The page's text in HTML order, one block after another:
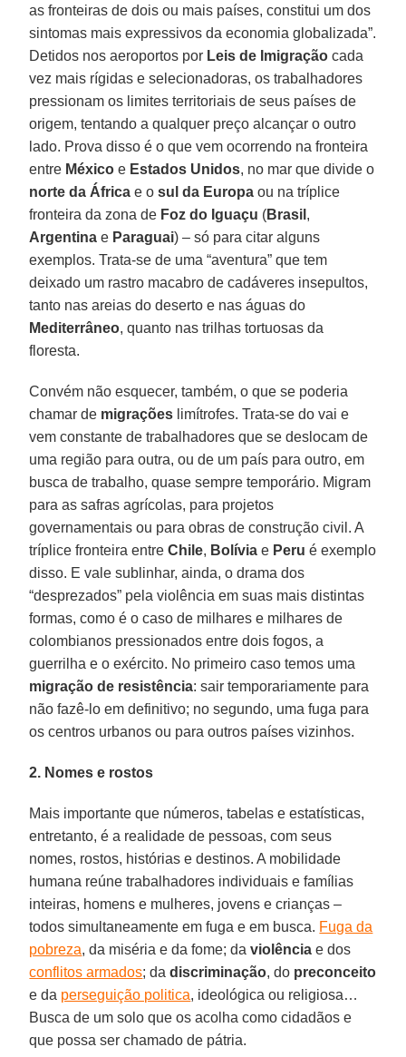
as fronteiras de dois ou mais países, constitui um dos
sintomas mais expressivos da economia globalizada”.
Detidos nos aeroportos por Leis de Imigração cada
vez mais rígidas e selecionadoras, os trabalhadores
pressionam os limites territoriais de seus países de
origem, tentando a qualquer preço alcançar o outro
lado. Prova disso é o que vem ocorrendo na fronteira
entre México e Estados Unidos, no mar que divide o
norte da África e osul da Europa ou na tríplice
fronteira da zona de Foz do Iguaçu (Brasil ,
Argentina e Paraguai) – só para citar alguns
exemplos. Trata-se de uma “aventura” que tem
deixado um rastro macabro de cadáveres insepultos,
tanto nas areias do deserto e nas águas do
Mediterrâneo, quanto nas trilhas tortuosas da
floresta.
Convém não esquecer, também, o que se poderia
chamar de migrações limítrofes. Trata-se do vai e
vem constante de trabalhadores que se deslocam de
uma região para outra, ou de um país para outro, em
busca de trabalho, quase sempre temporário. Migram
para as safras agrícolas, para projetos
governamentais ou para obras de construção civil. A
tríplice fronteira entreChile, Bolívia e Peru é exemplo
disso. E vale sublinhar, ainda, o drama dos
“desprezados” pela violência em suas mais distintas
formas, como é o caso de milhares e milhares de
colombianos pressionados entre dois fogos, a
guerrilha e o exército. No primeiro caso temos uma
migração de resistência: sair temporariamente para
não fazê-lo em definitivo; no segundo, uma fuga para
os centros urbanos ou para outros países vizinhos.
2. Nomes e rostos
Mais importante que números, tabelas e estatísticas,
entretanto, é a realidade de pessoas, com seus
nomes, rostos, histórias e destinos. A mobilidade
humana reúne trabalhadores individuais e famílias
inteiras, homens e mulheres, jovens e crianças –
todos simultaneamente em fuga e em busca. Fuga da
pobreza, da miséria e da fome; daviolência e dos
conflitos armados; dadiscriminação, do preconceito
e da perseguição politica, ideológica ou religiosa…
Busca de um solo que os acolha como cidadãos e
que possa ser chamado de pátria.